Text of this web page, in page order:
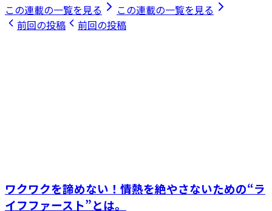
この連載の一覧を見る
この連載の一覧を見る
前回の投稿
前回の投稿
ワクワクを諦めない！情熱を絶やさないための“ラ
イフファースト”とは。